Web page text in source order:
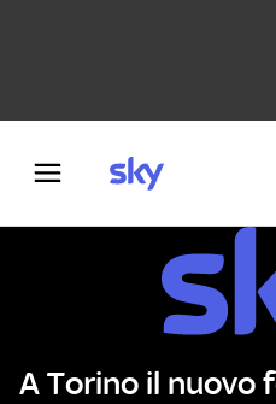
A Torino il